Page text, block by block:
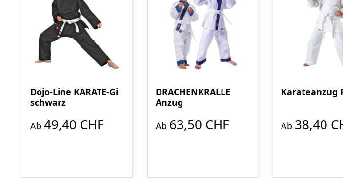
Dojo-Line KARATE-Gi
schwarz
Ab 49,40 CHF
DRACHENKRALLE
Anzug
Ab 63,50 CHF
Karateanzug
Ab 38,40